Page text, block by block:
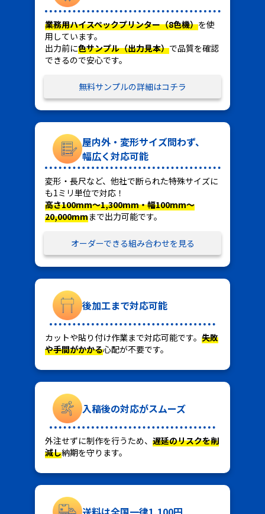
業務用ハイスペックプリンター（8色機）を使
用しています。
出力前に色サンプル（出力見本）で品質を確認
できるので安心です。
無料サンプルの詳細はコチラ
屋内外・変形サイズ問わず、
幅広く対応可能
変形・長尺など、他社で断られた特殊サイズに
も1ミリ単位で対応！
高さ100mm～1,300mm・幅100mm～
20,000mmまで出力可能です。
オーダーできる組み合わせを見る
後加工まで対応可能
カットや貼り付け作業まで対応可能です。 失敗
や手間がかかる心配が不要です。
入稿後の対応がスムーズ
外注せずに制作を行うため、 遅延のリスクを削
減し納期を守ります。